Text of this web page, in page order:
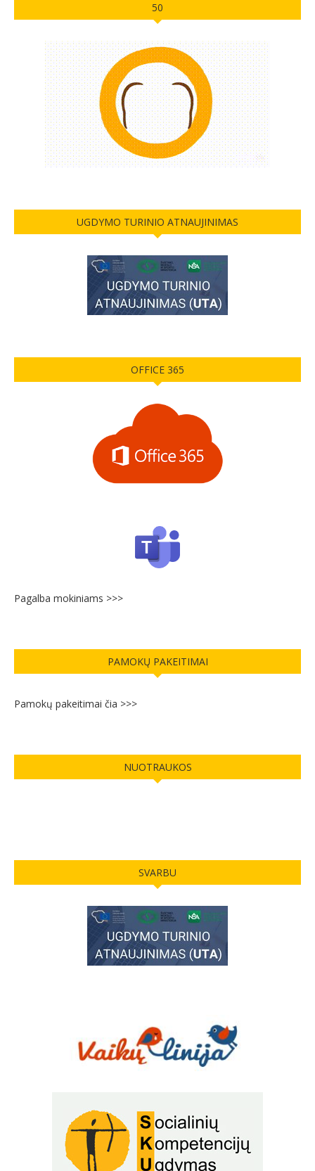
50
UGDYMO TURINIO ATNAUJINIMAS
OFFICE 365
Pagalba mokiniams >>>
PAMOKŲ PAKEITIMAI
Pamokų pakeitimai čia >>>
NUOTRAUKOS
SVARBU